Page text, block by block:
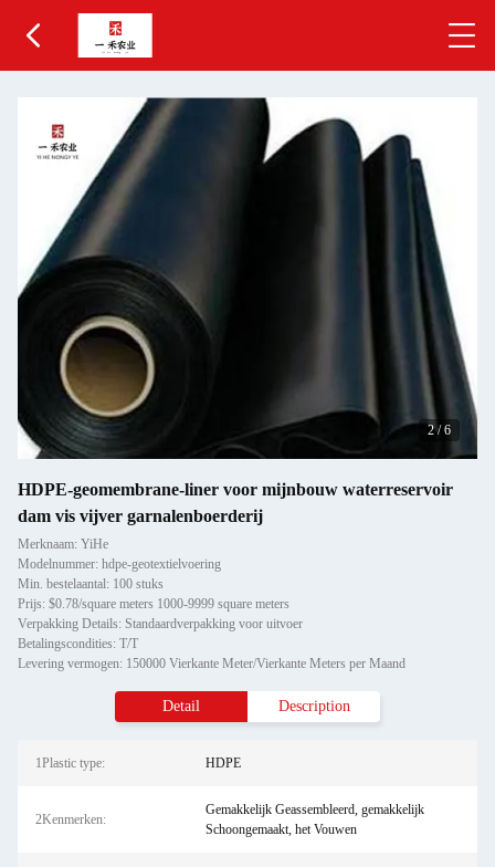
2/6
HDPE-geomembrane-liner voor mijnbouw waterreservoir
dam vis vijver garnalenboerderij
Merknaam: YiHe
Modelnummer: hdpe-geotextielvoering
Min. bestelaantal: 100 stuks
Prijs: $0.78/square meters 1000-9999 square meters
Verpakking Details: Standaardverpakking voor uitvoer
Betalingscondities: T/T
Levering vermogen: 150000 Vierkante Meter/Vierkante Meters per Maand
Detail Description
1Plastic type: HDPE
2Kenmerken:
Gemakkelijk Geassembleerd, gemakkelijk
Schoongemaakt, het Vouwen